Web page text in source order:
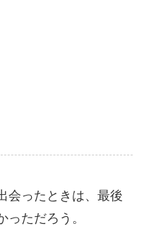
会ったときは、最後
ただろう。